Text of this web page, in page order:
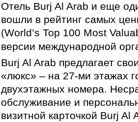
Отель Burj Al Arab и еще
вошли в рейтинг самых
(World’s Top 100 Most
версии международной
Burj Al Arab предлагает
«люкс» – на 27-ми этажах
двухэтажных номера.
обслуживание и
визитной карточкой Burj Al